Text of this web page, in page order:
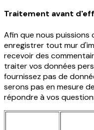
Traitement avant
Afin que nous puissions
enregistrer tout mur
recevoir des
traiter vos données
fournissez pas de
serons pas en mesure
répondre à vos